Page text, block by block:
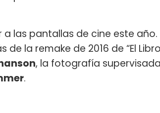
a las pantallas de cine este año.
de la remake de 2016 de “El
, la fotografía
.